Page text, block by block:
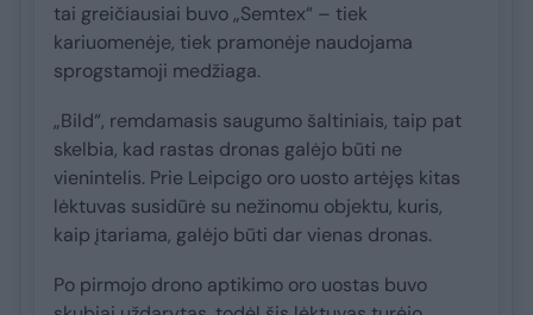
tai greičiausiai buvo „Semtex“ – tiek
kariuomenėje, tiek pramonėje naudojama
sprogstamoji medžiaga.
„Bild“, remdamasis saugumo šaltiniais, taip pat
skelbia, kad rastas dronas galėjo būti ne
vienintelis. Prie Leipcigo oro uosto artėjęs kitas
lėktuvas susidūrė su nežinomu objektu, kuris,
kaip įtariama, galėjo būti dar vienas dronas.
Po pirmojo drono aptikimo oro uostas buvo